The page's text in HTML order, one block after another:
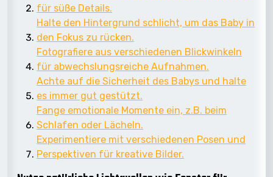
für süße Details.
Halte den Hintergrund schlicht, um das Baby in
den Fokus zu rücken.
Fotografiere aus verschiedenen Blickwinkeln
für abwechslungsreiche Aufnahmen.
Achte auf die Sicherheit des Babys und halte
es immer gut gestützt.
Fange emotionale Momente ein, z.B. beim
Schlafen oder Lächeln.
Experimentiere mit verschiedenen Posen und
Perspektiven für kreative Bilder.